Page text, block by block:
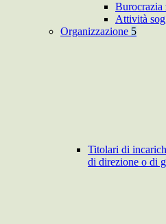
Burocrazia
Attività
Organizzazione 5
Titolari di
di direzione o di